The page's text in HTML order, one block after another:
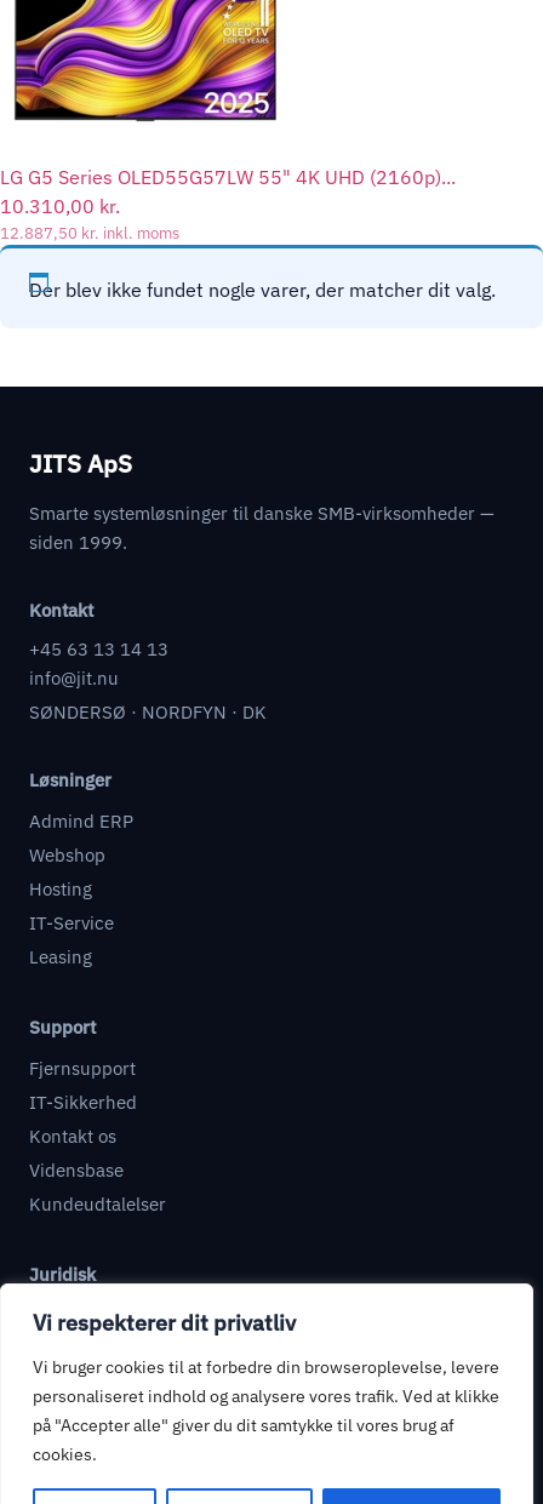
Vi respekterer dit privatliv
Vi bruger cookies til at forbedre din browseroplevelse, levere
personaliseret indhold og analysere vores trafik. Ved at klikke
på "Accepter alle" giver du dit samtykke til vores brug af
cookies.
LG G5 Series OLED55G57LW 55" 4K UHD (2160p)...
10.310,00 kr.
12.887,50 kr. inkl. moms
Der blev ikke fundet nogle varer, der matcher dit valg.
JITS ApS
Smarte systemløsninger til danske SMB-virksomheder —
siden 1999.
Kontakt
+45 63 13 14 13
info@jit.nu
SØNDERSØ · NORDFYN · DK
Løsninger
Admind ERP
Webshop
Hosting
IT-Service
Leasing
Support
Fjernsupport
IT-Sikkerhed
Kontakt os
Vidensbase
Kundeudtalelser
Juridisk
Databehandleraftale
Privatlivspolitik
Handelsbetingelser